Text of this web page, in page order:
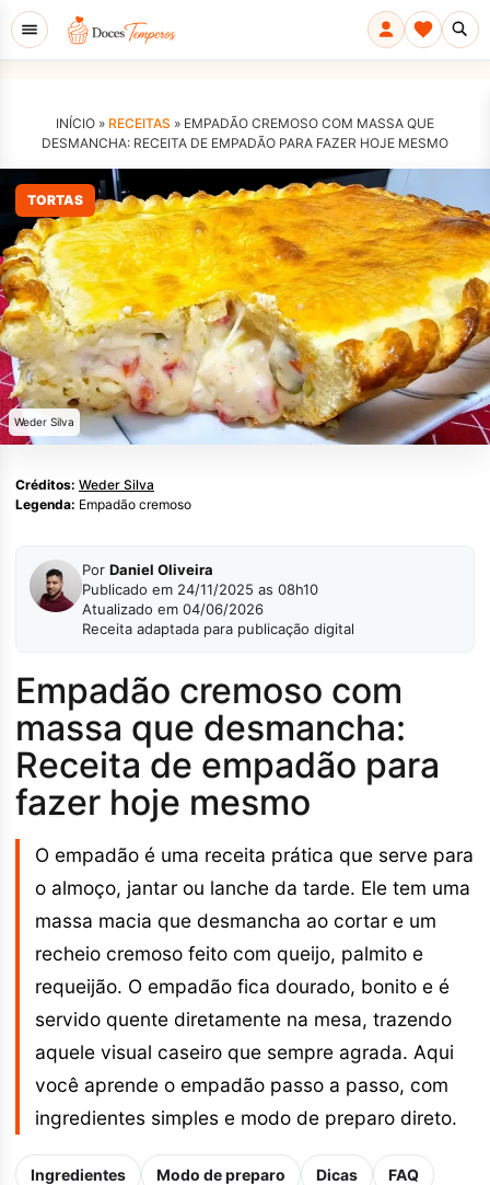
INÍCIO » RECEITAS » EMPADÃO CREMOSO COM MASSA QUE
DESMANCHA: RECEITA DE EMPADÃO PARA FAZER HOJE MESMO
TORTAS
Weder Silva
Créditos: Weder Silva
Legenda: Empadão cremoso
Por Daniel Oliveira
Publicado em 24/11/2025 as 08h10
Atualizado em 04/06/2026
Receita adaptada para publicação digital
Empadão cremoso com
massa que desmancha:
Receita de empadão para
fazer hoje mesmo
O empadão é uma receita prática que serve para
o almoço, jantar ou lanche da tarde. Ele tem uma
massa macia que desmancha ao cortar e um
recheio cremoso feito com queijo, palmito e
requeijão. O empadão fica dourado, bonito e é
servido quente diretamente na mesa, trazendo
aquele visual caseiro que sempre agrada. Aqui
você aprende o empadão passo a passo, com
ingredientes simples e modo de preparo direto.
Ingredientes Modo de preparo Dicas FAQ